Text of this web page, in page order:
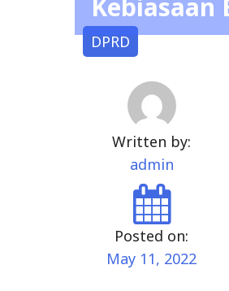
DPRD
Kebiasaan
Written by:
admin
Posted on:
May 11, 2022